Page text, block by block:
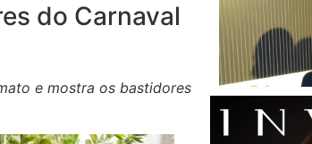
do Carnaval
e mostra os bastidores